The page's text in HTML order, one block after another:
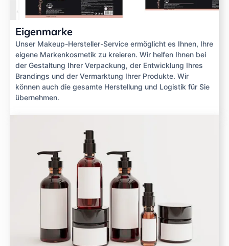
Eigenmarke
Unser Makeup-Hersteller-Service ermöglicht es Ihnen, Ihre
eigene Markenkosmetik zu kreieren. Wir helfen Ihnen bei
der Gestaltung Ihrer Verpackung, der Entwicklung Ihres
Brandings und der Vermarktung Ihrer Produkte. Wir
können auch die gesamte Herstellung und Logistik für Sie
übernehmen.